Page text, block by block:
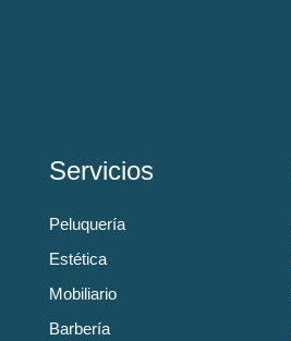
Servicios
Peluquería
Estética
Mobiliario
Barbería